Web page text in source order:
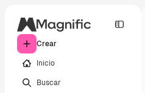
Crear
Inicio
Buscar